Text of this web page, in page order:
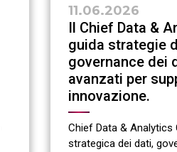
11.06.2026
Il Chief Data &
guida strategie
governance dei
avanzati per
innovazione.
Chief Data & Analytics
strategica dei dati,